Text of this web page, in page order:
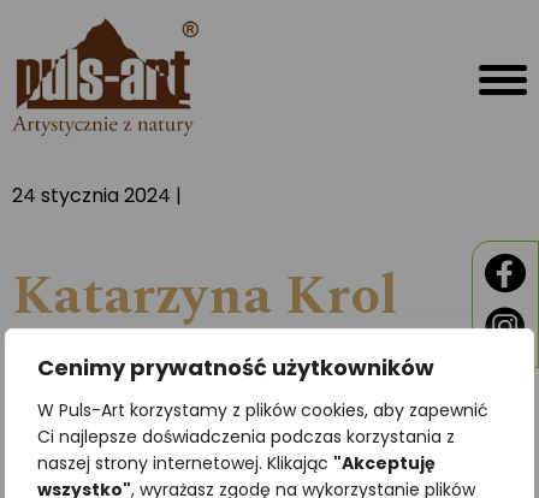
Cenimy prywatność użytkowników
W Puls-Art korzystamy z plików cookies, aby zapewnić
Ci najlepsze doświadczenia podczas korzystania z
naszej strony internetowej. Klikając "Akceptuję
wszystko", wyrażasz zgodę na wykorzystanie plików
24 stycznia 2024 |
Katarzyna Krol